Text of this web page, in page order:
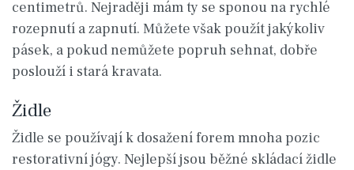
centimetrů. Nejraději mám ty se sponou na rychlé
rozepnutí a zapnutí. Můžete však použít jakýkoliv
pásek, a pokud nemůžete popruh sehnat, dobře
poslouží i stará kravata.
Židle
Židle se používají k dosažení forem mnoha pozic
restorativní jógy. Nejlepší jsou běžné skládací židle